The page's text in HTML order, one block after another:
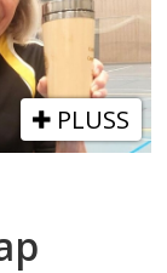
PLUSS